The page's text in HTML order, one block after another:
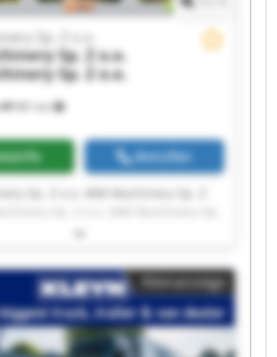
981 km
Sp. Z o.o.
Sp. Z o.o.
Sp. Z o.o.
Anrufen
Sp. Z o.o. MM Machinery Sp. Z
Sp. Z o.o. MM Machinery
Z o.o. MM Machinery Sp. Z o.o.
Sp. Z o.o. MM Machinery Sp. Z
Sp. Z o.o. MM Machinery Sp.
Sp. Z o.o. MM Machinery
Machinery Sp. Z o.o. MM
Kleinanzeige